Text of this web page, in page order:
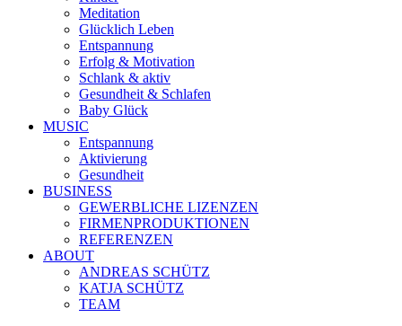
Meditation
Glücklich Leben
Entspannung
Erfolg & Motivation
Schlank & aktiv
Gesundheit & Schlafen
Baby Glück
MUSIC
Entspannung
Aktivierung
Gesundheit
BUSINESS
GEWERBLICHE LIZENZEN
FIRMENPRODUKTIONEN
REFERENZEN
ABOUT
ANDREAS SCHÜTZ
KATJA SCHÜTZ
TEAM